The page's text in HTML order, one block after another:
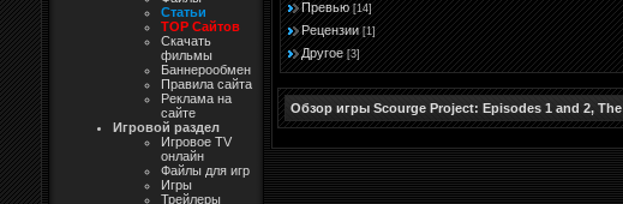
Статьи
TOP Сайтов
Скачать
фильмы
Баннерообмен
Правила сайта
Реклама на
сайте
Игровой раздел
Игровое TV
онлайн
Файлы для игр
Игры
Трейлеры
Превью [14]
Рецензии [1]
Другое [3]
Обзор игры Scourge Project: Episodes 1 and 2, The